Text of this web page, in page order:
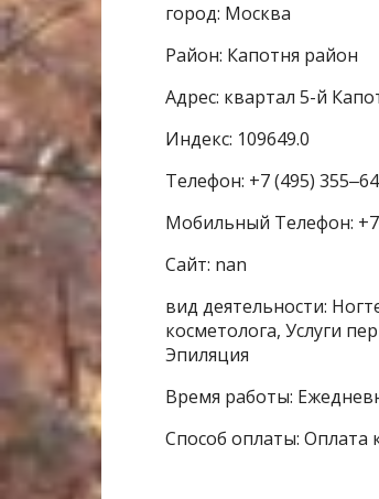
город: Москва
Район: Капотня район
Адрес: квартал 5-й
Индекс: 109649.0
Телефон: +7 (495)
Мобильный Телефон:
Сайт: nan
вид деятельности:
косметолога, Услуги
Эпиляция
Время работы:
Способ оплаты: Оплата